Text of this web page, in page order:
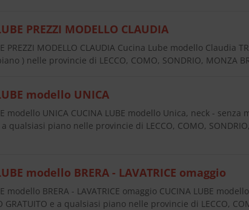
PREZZI MODELLO CLAUDIA
PREZZI MODELLO CLAUDIA Cucina Lube modello Claudia
) nelle provincie di LECCO, COMO, SONDRIO, MONZA
modello UNICA
modello UNICA CUCINA LUBE modello Unica, neck - senza
a qualsiasi piano nelle provincie di LECCO, COMO,
modello BRERA - LAVATRICE omaggio
modello BRERA - LAVATRICE omaggio CUCINA LUBE
GRATUITO e a qualsiasi piano nelle provincie di LECCO,